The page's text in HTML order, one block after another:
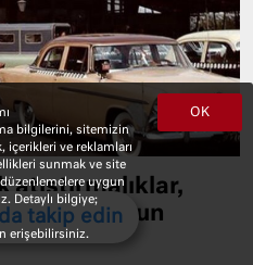
atıştırmalıklar,
uzun uzun
OK
bilgilerini, sitemizin
içerikleri ve reklamları
sunmak ve site
uygun
Detaylı bilgiye;
erişebilirsiniz.
takip edin